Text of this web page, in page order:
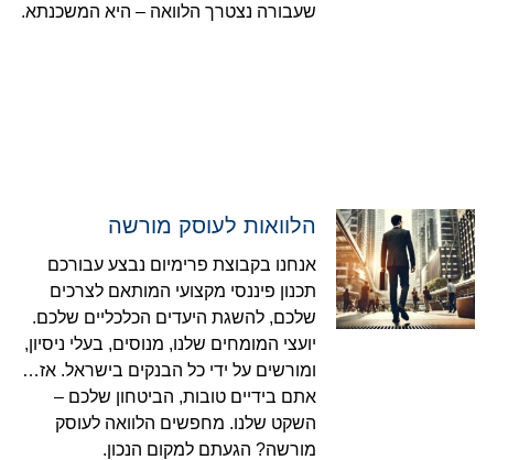
שעבורה נצטרך הלוואה – היא המשכנתא.
הלוואות לעוסק מורשה
אנחנו בקבוצת פרימיום נבצע עבורכם
תכנון פיננסי מקצועי המותאם לצרכים
שלכם, להשגת היעדים הכלכליים שלכם.
יועצי המומחים שלנו, מנוסים, בעלי ניסיון,
ומורשים על ידי כל הבנקים בישראל. אז…
אתם בידיים טובות, הביטחון שלכם –
השקט שלנו. מחפשים הלוואה לעוסק
מורשה? הגעתם למקום הנכון.